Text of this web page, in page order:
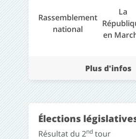
Rassemblement
national
La
en
Plus d'infos
Élections
Résultat du 2nd tour